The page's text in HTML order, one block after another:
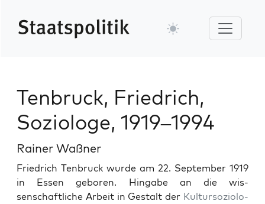
Tenbruck, Friedrich,
Soziologe, 1919–1994
Rainer Waßner
Friedrich Ten­bruck wurde am 22. Sep­tem­ber 1919
in Essen geboren. Hingabe an die wis­
senschaftliche Arbeit in Gestalt der Kul­tur­sozi­olo­